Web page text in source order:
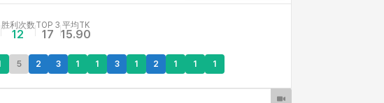
胜利次数
12
TOP 3
17
平均TK
15.90
5 2 3 1 1 3 1 2 1 1 1